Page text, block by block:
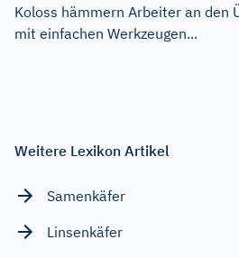
Koloss hämmern Arbeiter an den
mit einfachen Werkzeugen...
Weitere Lexikon Artikel
Samenkäfer
Linsenkäfer